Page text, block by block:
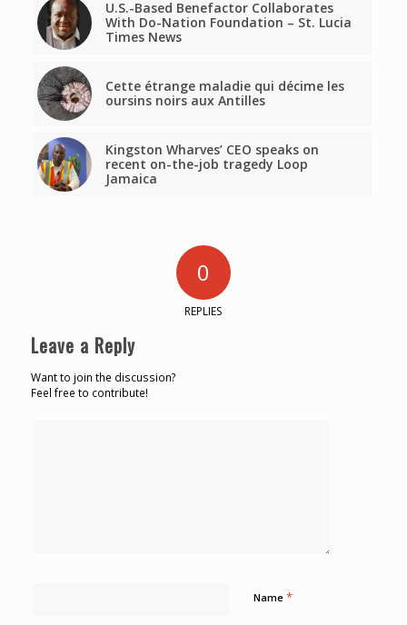
U.S.-Based Benefactor Collaborates
With Do-Nation Foundation – St. Lucia
Times News
Cette étrange maladie qui décime les
oursins noirs aux Antilles
Kingston Wharves’ CEO speaks on
recent on-the-job tragedy Loop
Jamaica
0
REPLIES
Leave a Reply
Want to join the discussion?
Feel free to contribute!
Name *